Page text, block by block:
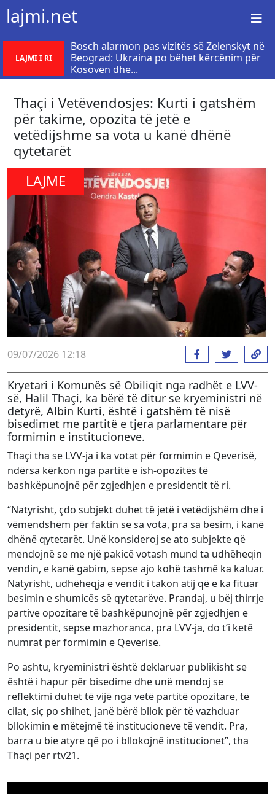
lajmi.net
LAJMI I RI
Bosch alarmon pas vizitës së Zelenskyt në
Beograd: Ukraina po bëhet kërcënim për
Kosovën dhe...
Thaçi i Vetëvendosjes: Kurti i gatshëm
për takime, opozita të jetë e
vetëdijshme sa vota u kanë dhënë
qytetarët
LAJME
09/07/2026 12:18
Kryetari i Komunës së Obiliqit nga radhët e LVV-
së, Halil Thaçi, ka bërë të ditur se kryeministri në
detyrë, Albin Kurti, është i gatshëm të nisë
bisedimet me partitë e tjera parlamentare për
formimin e institucioneve.
Thaçi tha se LVV-ja i ka votat për formimin e Qeverisë,
ndërsa kërkon nga partitë e ish-opozitës të
bashkëpunojnë për zgjedhjen e presidentit të ri.
“Natyrisht, çdo subjekt duhet të jetë i vetëdijshëm dhe i
vëmendshëm për faktin se sa vota, pra sa besim, i kanë
dhënë qytetarët. Unë konsideroj se ato subjekte që
mendojnë se me një pakicë votash mund ta udhëheqin
vendin, e kanë gabim, sepse ajo kohë tashmë ka kaluar.
Natyrisht, udhëheqja e vendit i takon atij që e ka fituar
besimin e shumicës së qytetarëve. Prandaj, u bëj thirrje
partive opozitare të bashkëpunojnë për zgjedhjen e
presidentit, sepse mazhoranca, pra LVV-ja, do t’i ketë
numrat për formimin e Qeverisë.
Po ashtu, kryeministri është deklaruar publikisht se
është i hapur për bisedime dhe unë mendoj se
reflektimi duhet të vijë nga vetë partitë opozitare, të
cilat, siç po shihet, janë bërë bllok për të vazhduar
bllokimin e mëtejmë të institucioneve të vendit. Pra,
barra u bie atyre që po i bllokojnë institucionet’’, tha
Thaçi për rtv21.